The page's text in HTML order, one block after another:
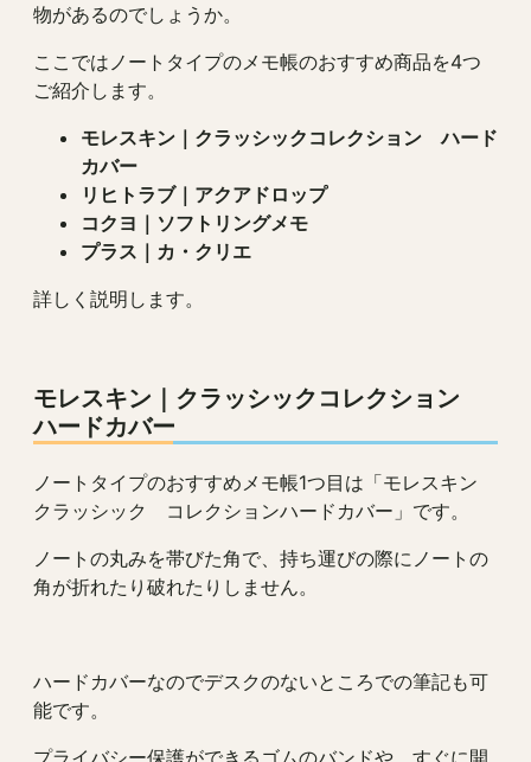
物があるのでしょうか。
ここではノートタイプのメモ帳のおすすめ商品を4つ
ご紹介します。
モレスキン｜クラッシックコレクション ハード
カバー
リヒトラブ｜アクアドロップ
コクヨ｜ソフトリングメモ
プラス｜カ・クリエ
詳しく説明します。
モレスキン｜クラッシックコレクション
ハードカバー
ノートタイプのおすすめメモ帳1つ目は「モレスキン
クラッシック コレクションハードカバー」です。
ノートの丸みを帯びた角で、持ち運びの際にノートの
角が折れたり破れたりしません。
ハードカバーなのでデスクのないところでの筆記も可
能です。